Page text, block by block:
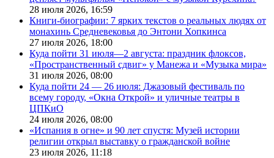
28 июля 2026, 16:59
Книги-биографии: 7 ярких текстов о реальных людях от
монахинь Средневековья до Энтони Хопкинса
27 июля 2026, 18:00
Куда пойти 31 июля—2 августа: праздник флоксов,
«Пространственный сдвиг» у Манежа и «Музыка мира»
31 июля 2026, 08:00
Куда пойти 24 — 26 июля: Джазовый фестиваль по
всему городу, «Окна Открой» и уличные театры в
ЦПКиО
24 июля 2026, 08:00
«Испания в огне» и 90 лет спустя: Музей истории
религии открыл выставку о гражданской войне
23 июля 2026, 11:18